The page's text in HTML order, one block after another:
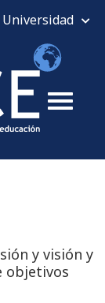
y visión y
objetivos